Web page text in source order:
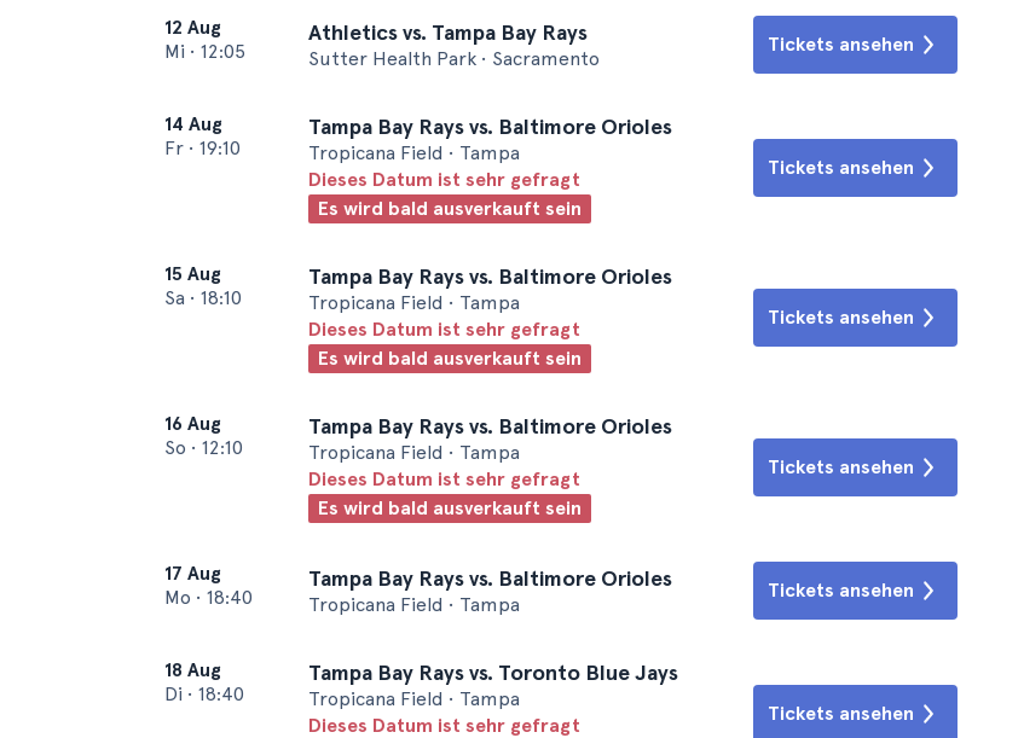
12 Aug
Mi • 12:05
Athletics vs. Tampa Bay Rays
Sutter Health Park • Sacramento
Tickets ansehen
14 Aug
Fr • 19:10
Tampa Bay Rays vs. Baltimore Orioles
Tropicana Field • Tampa
Dieses Datum ist sehr gefragt
Es wird bald ausverkauft sein
Tickets ansehen
15 Aug
Sa • 18:10
Tampa Bay Rays vs. Baltimore Orioles
Tropicana Field • Tampa
Dieses Datum ist sehr gefragt
Es wird bald ausverkauft sein
Tickets ansehen
16 Aug
So • 12:10
Tampa Bay Rays vs. Baltimore Orioles
Tropicana Field • Tampa
Dieses Datum ist sehr gefragt
Es wird bald ausverkauft sein
Tickets ansehen
17 Aug
Mo • 18:40
Tampa Bay Rays vs. Baltimore Orioles
Tropicana Field • Tampa
Tickets ansehen
18 Aug
Di • 18:40
Tampa Bay Rays vs. Toronto Blue Jays
Tropicana Field • Tampa
Dieses Datum ist sehr gefragt
Tickets ansehen